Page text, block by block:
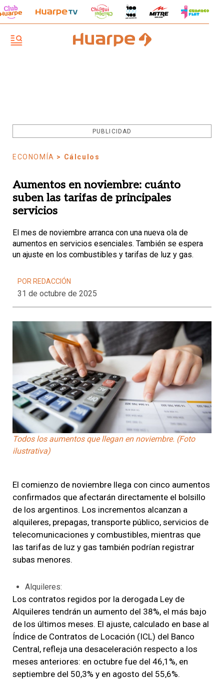
PUBLICIDAD
ECONOMÍA > Cálculos
Aumentos en noviembre: cuánto
suben las tarifas de principales
servicios
El mes de noviembre arranca con una nueva ola de
aumentos en servicios esenciales. También se espera
un ajuste en los combustibles y tarifas de luz y gas.
POR REDACCIÓN
31 de octubre de 2025
Todos los aumentos que llegan en noviembre. (Foto
ilustrativa)
El comienzo de noviembre llega con cinco aumentos
confirmados que afectarán directamente el bolsillo
de los argentinos. Los incrementos alcanzan a
alquileres, prepagas, transporte público, servicios de
telecomunicaciones y combustibles, mientras que
las tarifas de luz y gas también podrían registrar
subas menores.
Alquileres:
Los contratos regidos por la derogada Ley de
Alquileres tendrán un aumento del 38%, el más bajo
de los últimos meses. El ajuste, calculado en base al
Índice de Contratos de Locación (ICL) del Banco
Central, refleja una desaceleración respecto a los
meses anteriores: en octubre fue del 46,1%, en
septiembre del 50,3% y en agosto del 55,6%.